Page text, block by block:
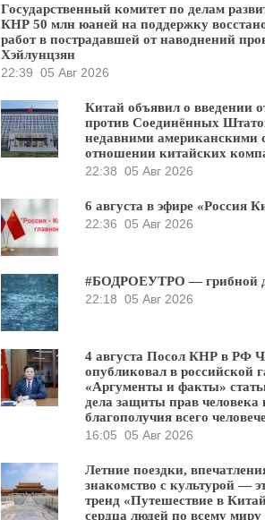
Государственный комитет по делам
КНР 50 млн юаней на поддержку
работ в пострадавшей от наводнений
Хэйлунцзян
22:39 05 Авг 2026
Китай объявил о введении
против Соединённых
недавними американскими
отношении китайских
22:38 05 Авг 2026
6 августа в эфире «Россия
22:36 05 Авг 2026
#БОДРОЕУТРО — грибной
22:18 05 Авг 2026
4 августа Посол КНР в РФ
опубликовал в российской
«Аргументы и факты»
дела защиты прав человека
благополучия всего
16:05 05 Авг 2026
Летние поездки,
знакомство с культурой —
тренд «Путешествие в
сердца людей по всему миру